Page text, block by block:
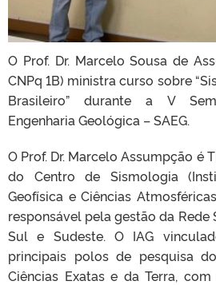
O Prof. Dr. Marcelo Sousa de
CNPq 1B) ministra curso sobre
Brasileiro” durante a V
Engenharia Geológica – SAEG.
O Prof. Dr. Marcelo Assumpção é
do Centro de Sismologia
Geofísica e Ciências
responsável pela gestão da Rede
Sul e Sudeste. O IAG
principais polos de pesquisa
Ciências Exatas e da Terra,